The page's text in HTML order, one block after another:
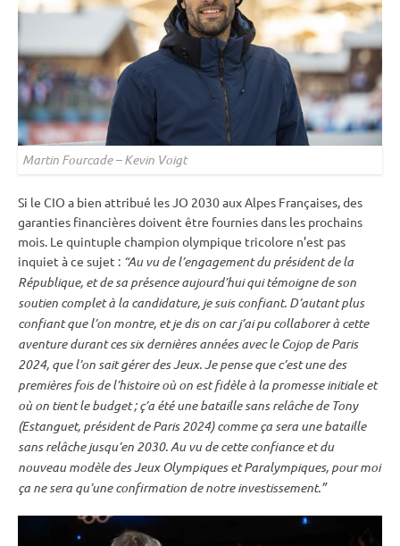
Martin Fourcade – Kevin Voigt
Si le CIO a bien attribué les JO 2030 aux Alpes Françaises, des
garanties financières doivent être fournies dans les prochains
mois. Le quintuple champion olympique tricolore n’est pas
inquiet à ce sujet : “Au vu de l’engagement du président de la
République, et de sa présence aujourd’hui qui témoigne de son
soutien complet à la candidature, je suis confiant. D’autant plus
confiant que l’on montre, et je dis on car j’ai pu collaborer à cette
aventure durant ces six dernières années avec le Cojop de Paris
2024, que l’on sait gérer des Jeux. Je pense que c’est une des
premières fois de l’histoire où on est fidèle à la promesse initiale et
où on tient le budget ; ç’a été une bataille sans relâche de Tony
(Estanguet, président de Paris 2024) comme ça sera une bataille
sans relâche jusqu’en 2030. Au vu de cette confiance et du
nouveau modèle desJeux Olympiqueset Paralympiques, pour moi
ça ne sera qu’une confirmation de notre investissement.”